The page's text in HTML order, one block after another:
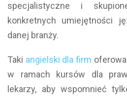
specjalistyczne i
konkretnych umiejętności
danej branży.
Taki angielski dla firm
w ramach kursów dla
lekarzy, aby wspomnieć